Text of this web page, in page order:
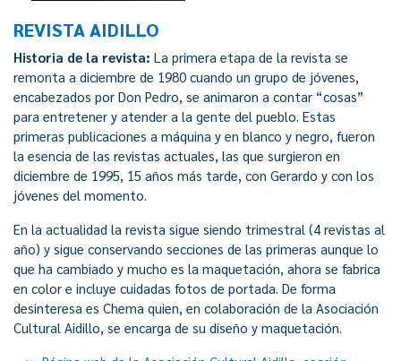
REVISTA AIDILLO
Historia de la revista: La primera etapa de la revista se
remonta a diciembre de 1980 cuando un grupo de jóvenes,
encabezados por Don Pedro, se animaron a contar “cosas”
para entretener y atender a la gente del pueblo. Estas
primeras publicaciones a máquina y en blanco y negro, fueron
la esencia de las revistas actuales, las que surgieron en
diciembre de 1995, 15 años más tarde, con Gerardo y con los
jóvenes del momento.
En la actualidad la revista sigue siendo trimestral (4 revistas al
año) y sigue conservando secciones de las primeras aunque lo
que ha cambiado y mucho es la maquetación, ahora se fabrica
en color e incluye cuidadas fotos de portada. De forma
desinteresa es Chema quien, en colaboración de la Asociación
Cultural Aidillo, se encarga de su diseño y maquetación.